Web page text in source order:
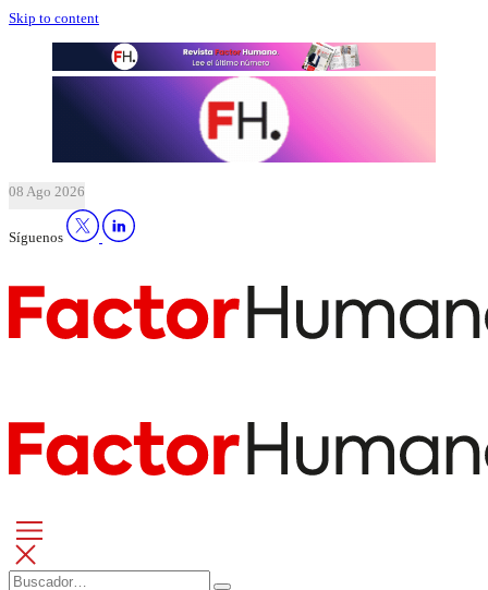
Skip to content
08 Ago 2026
Síguenos